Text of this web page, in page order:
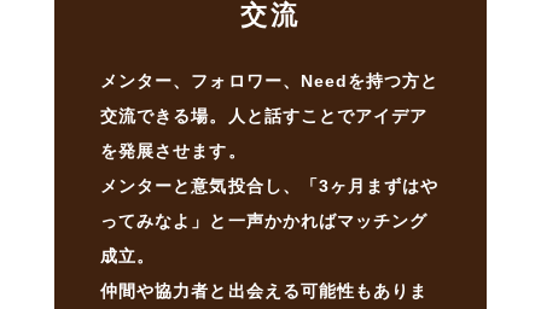
交流
メンター、フォロワー、Needを持つ方と
交流できる場。
人と話すことでアイデア
を発展させます。
メンターと意気投合し、「3ヶ月まずはや
ってみなよ」と 一声かかればマッチング
成立。
仲間や協力者と出会える可能性もありま